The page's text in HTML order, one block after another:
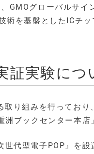
GMOグローバルサ
術を基盤としたICチ
証実験につ
取り組みを行ってお
ブックセンター本店
代型電子POP』を